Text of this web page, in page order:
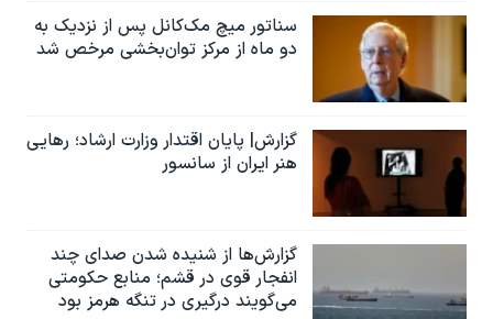
سناتور میچ مک‌کانل پس از نزدیک به
دو ماه از مرکز توان‌بخشی مرخص شد
گزارش| پایان اقتدار وزارت ارشاد؛ رهایی
هنر ایران از سانسور
گزارش‌ها از شنیده شدن صدای چند
انفجار قوی در قشم؛ منابع حکومتی
می‌گویند درگیری در تنگه هرمز بود